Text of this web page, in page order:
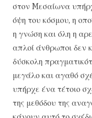
στον Mεσαίωνα
όψη του κόσμου, η
η γνώση και όλη η
απλοί άνθρωποι δεν
δύσκολη
μεγάλο και αγαθό
υπήρχε ένα τέτοιο
της μεθόδου της